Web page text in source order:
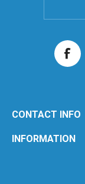
CONTACT INFO
INFORMATION